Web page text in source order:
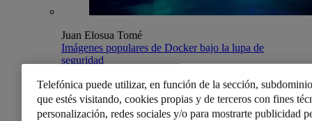
Juan Elosua Tomé
Imágenes populares de Docker bajo la lupa de
seguridad
de ciberseguridad TEGRA sobre las imágenes de esta
tecnología utilizada en el desarrollo de aplicaciones.
Telefónica puede utilizar, en función de la sección,
que estés visitando, cookies propias y de terceros con fines
personalización, redes sociales y/o para mostrarte publicidad